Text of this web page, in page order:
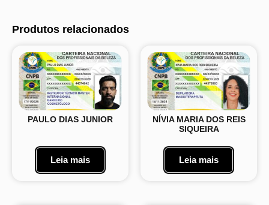
Produtos relacionados
PAULO DIAS JUNIOR
Leia mais
NÍVIA MARIA DOS REIS
SIQUEIRA
Leia mais